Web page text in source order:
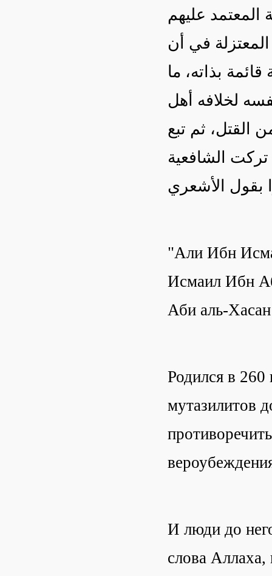
عليهم
في أن
بذاته، ما
لخلافه أهل
القتل، ثم تبع
الشافعية
"Али Ибн
Исмаил Ибн
Аби аль-
Родился в 260
мутазилитов
И люди до
слова